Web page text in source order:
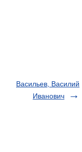
Васильев, Василий
Иванович